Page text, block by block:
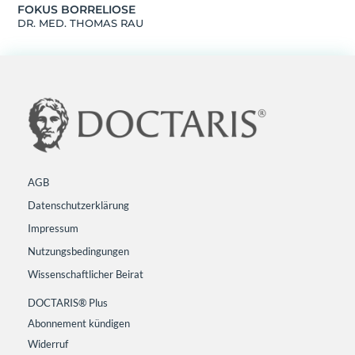
FOKUS BORRELIOSE
DR. MED. THOMAS RAU
AGB
Datenschutzerklärung
Impressum
Nutzungsbedingungen
Wissenschaftlicher Beirat
DOCTARIS® Plus
Abonnement kündigen
Widerruf